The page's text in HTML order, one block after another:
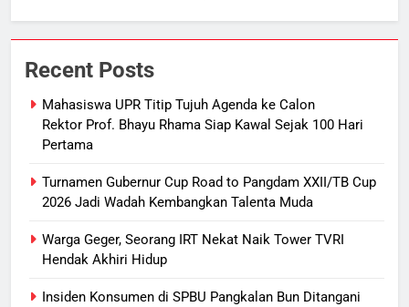
Recent Posts
Mahasiswa UPR Titip Tujuh Agenda ke Calon
Rektor Prof. Bhayu Rhama Siap Kawal Sejak 100 Hari
Pertama
Turnamen Gubernur Cup Road to Pangdam XXII/TB Cup
2026 Jadi Wadah Kembangkan Talenta Muda
Warga Geger, Seorang IRT Nekat Naik Tower TVRI
Hendak Akhiri Hidup
Insiden Konsumen di SPBU Pangkalan Bun Ditangani
Kotim Resmi Jadi Tersangka
Dugaan Korupsi Dana Hibah
Pilkada Rp40 Miliar
HUKUM DAN KRIMINAL
8
Presiden Prabowo Minta Bahlil
Segera Tuntaskan Pemadaman
Mahasiswa UPR Titip Tujuh